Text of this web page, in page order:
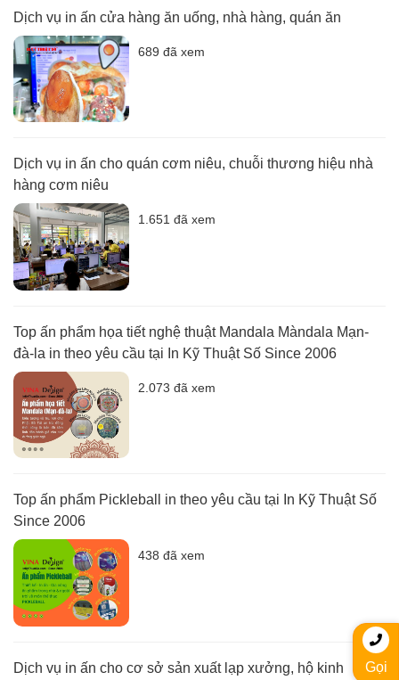
Dịch vụ in ấn cửa hàng ăn uống, nhà hàng, quán ăn
689 đã xem
Dịch vụ in ấn cho quán cơm niêu, chuỗi thương hiệu nhà
hàng cơm niêu
1.651 đã xem
Top ấn phẩm họa tiết nghệ thuật Mandala Màndala Mạn-
đà-la in theo yêu cầu tại In Kỹ Thuật Số Since 2006
2.073 đã xem
Top ấn phẩm Pickleball in theo yêu cầu tại In Kỹ Thuật Số
Since 2006
438 đã xem
Dịch vụ in ấn cho cơ sở sản xuất lạp xưởng, hộ kinh
Gọi